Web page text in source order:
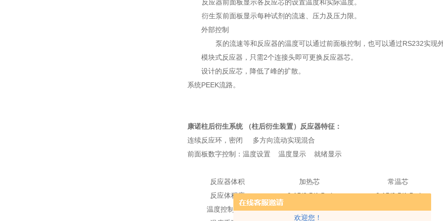
欢迎您！
反应器前面板显示各反应芯的设置温度和实际温度。
衍生泵前面板显示每种试剂的流速、压力及压力限。
外部控制
泵的流速等和反应器的温度可以通过前面板控制，也可以通过RS232实现
模块式反应器，只需2个连接头即可更换反应器芯。
设计的反应芯，降低了峰的扩散。
系统PEEK流路。
康诺柱后衍生系统 （柱后衍生装置）
反应器特征：
连续反应环，密闭 多方向流动实现混合
前面板数字控制：温度设置 温度显示 就绪显示
反应器体积 加热芯
常温芯
反应体积度
0.15/0.5/1.5ml
0.15/0.5/1.5ml
温度控制范围
±5%
±5%